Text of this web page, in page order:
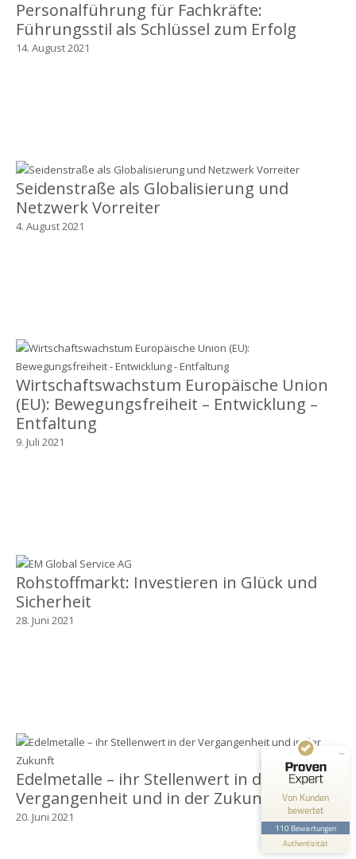
Personalführung für Fachkräfte:
Führungsstil als Schlüssel zum Erfolg
14. August 2021
Seidenstraße als Globalisierung und
Netzwerk Vorreiter
4. August 2021
Wirtschaftswachstum Europäische Union
(EU): Bewegungsfreiheit – Entwicklung –
Entfaltung
9. Juli 2021
Rohstoffmarkt: Investieren in Glück und
Sicherheit
28. Juni 2021
Edelmetalle – ihr Stellenwert in der
Vergangenheit und in der Zukunft
20. Juni 2021
Von Kunden
bewertet
110 Bewertungen
Authentizität
68
Bewertungen auf
ProvenExpert.com
Bewertungen von 1
anderen Quelle
Blick aufs ProvenExpert-Profil werfen
2.7.2026